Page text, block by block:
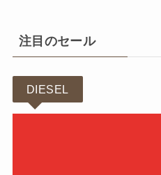
注目のセール
DIESEL